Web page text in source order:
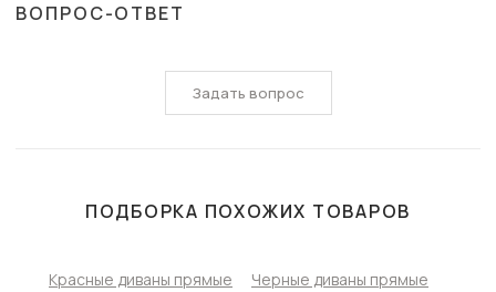
ВОПРОС-ОТВЕТ
Задать вопрос
ПОДБОРКА ПОХОЖИХ ТОВАРОВ
Красные диваны прямые
Черные диваны прямые